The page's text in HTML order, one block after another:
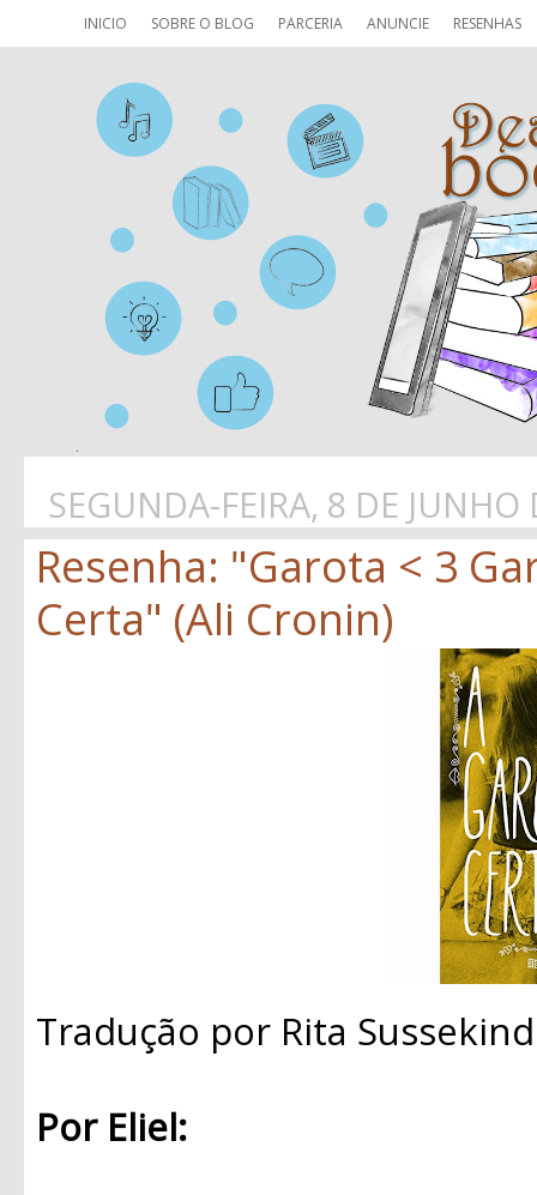
INICIO SOBRE O BLOG PARCERIA ANUNCIE RESENHAS
SEGUNDA-FEIRA, 8 DE JUNHO
Resenha: "Garota < 3
Certa" (Ali Cronin)
Tradução por Rita Sussekind
Por Eliel: